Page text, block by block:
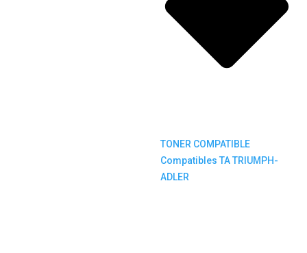
TONER COMPATIBLE
Compatibles TA TRIUMPH-
ADLER